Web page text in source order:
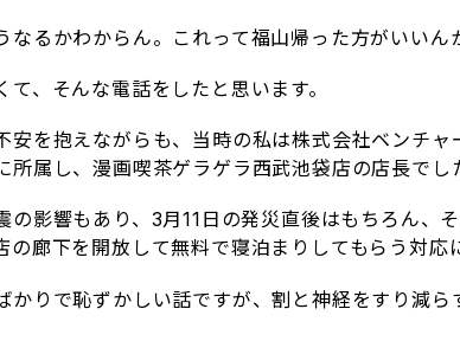
なるかわからん。これって福山帰った方がいいん
て、そんな電話をしたと思います。
安を抱えながらも、当時の私は株式会社ベンチ
所属し、漫画喫茶ゲラゲラ西武池袋店の店長でし
の影響もあり、3月11日の発災直後はもちろん、
の廊下を開放して無料で寝泊まりしてもらう対応
かりで恥ずかしい話ですが、割と神経をすり減ら